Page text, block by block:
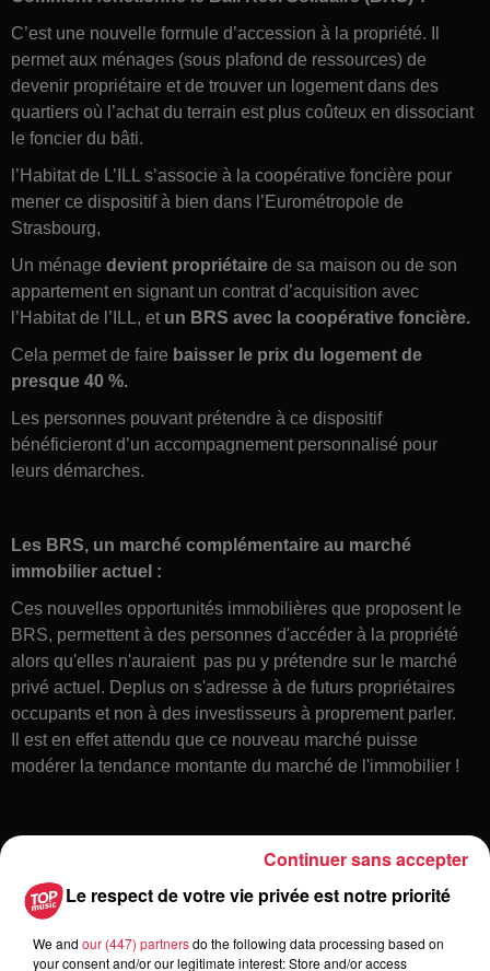
C’est une nouvelle formule d’accession à la propriété. Il
permet aux ménages (sous plafond de ressources) de
devenir propriétaire et de trouver un logement dans des
quartiers où l’achat du terrain est plus coûteux en dissociant
le foncier du bâti.
l’Habitat de L’ILL s’associe à la coopérative foncière pour
mener ce dispositif à bien dans l’Eurométropole de
Strasbourg,
Un ménage devient propriétaire de sa maison ou de son
appartement en signant un contrat d’acquisition avec
l’Habitat de l’ILL, et un BRS avec la coopérative foncière.
Cela permet de faire baisser le prix du logement de
presque 40 %.
Les personnes pouvant prétendre à ce dispositif
bénéficieront d’un accompagnement personnalisé pour
leurs démarches.
Les BRS, un marché complémentaire au marché
immobilier actuel :
Ces nouvelles opportunités immobilières que proposent le
BRS, permettent à des personnes d'accéder à la propriété
alors qu'elles n'auraient pas pu y prétendre sur le marché
privé actuel. Deplus on s'adresse à de futurs propriétaires
occupants et non à des investisseurs à proprement parler.
Il est en effet attendu que ce nouveau marché puisse
modérer la tendance montante du marché de l'immobilier !
N'hésitez pas à poser vos questions sur IGLOO on Air
Les Infos Habitat avec Trianon Résidences
Le respect de votre vie privée est notre priorité
We and our (447) partnersdo the following data processing based on
your consent and/or our legitimate interest: Store and/or access
Continuer sans accepter